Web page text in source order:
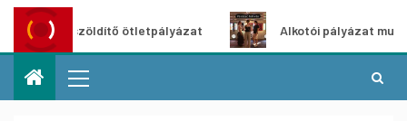
Városzöldítő ötletpályázat Alkotói pályázat